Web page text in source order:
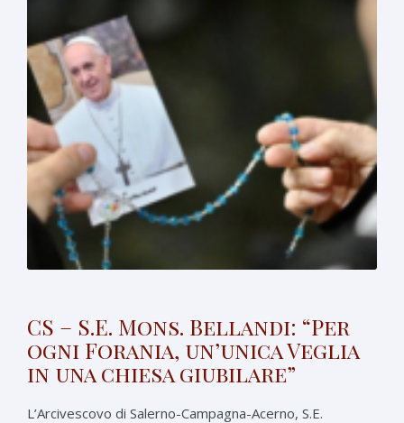
CS – S.E. Mons. Bellandi: “Per
ogni Forania, un’unica Veglia
in una chiesa giubilare”
L’Arcivescovo di Salerno-Campagna-Acerno, S.E.